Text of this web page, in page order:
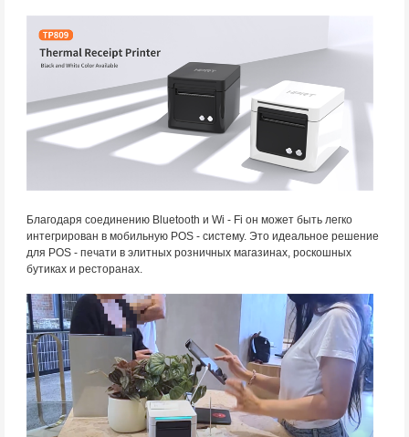
Благодаря соединению Bluetooth и Wi - Fi он может быть легко
интегрирован в мобильную POS - систему. Это идеальное решение
для POS - печати в элитных розничных магазинах, роскошных
бутиках и ресторанах.